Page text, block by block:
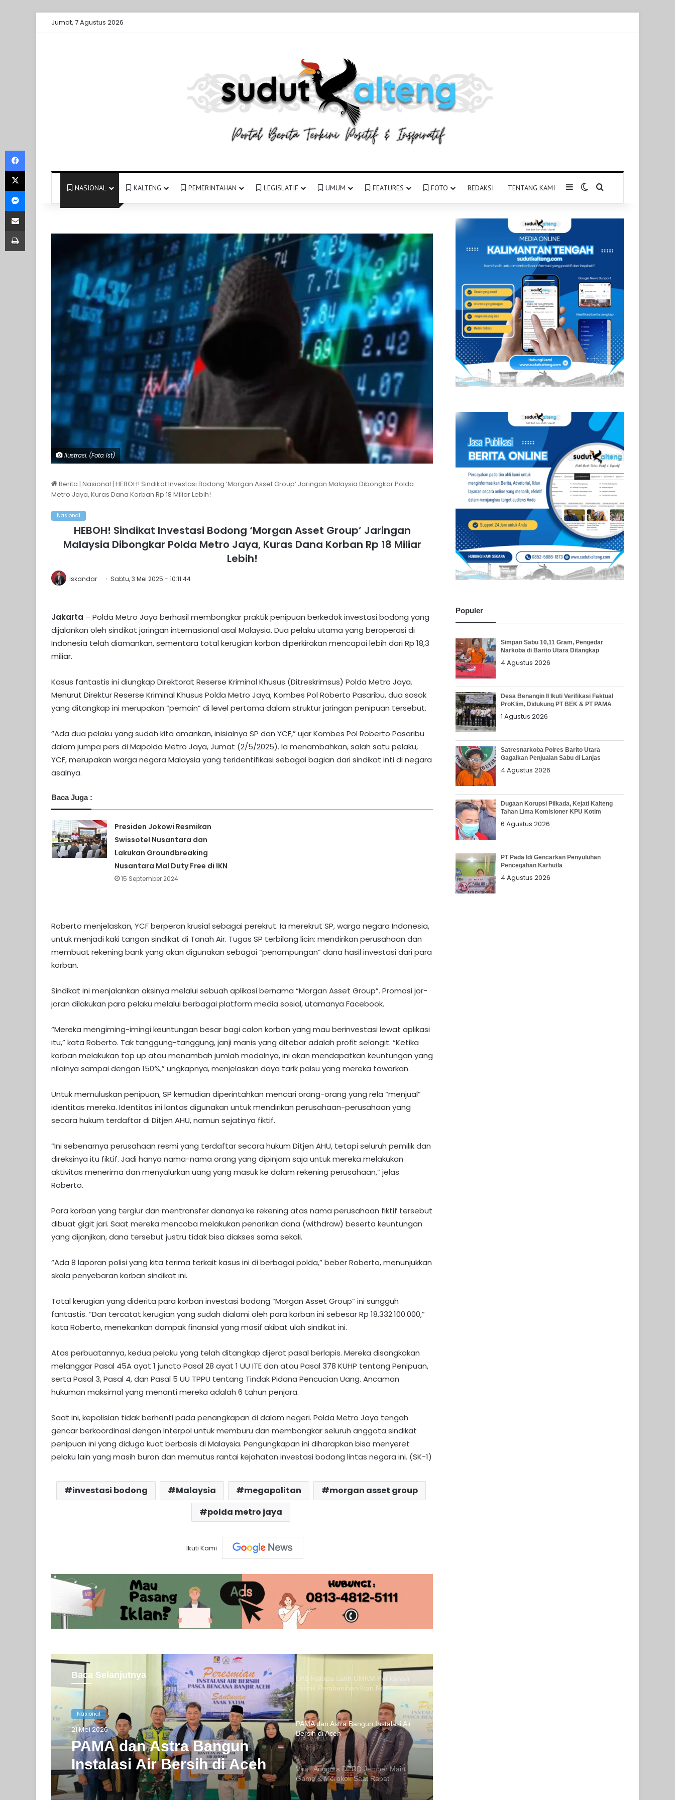
Jumat, 7 Agustus 2026
NASIONAL KALTENG PEMERINTAHAN LEGISLATIF UMUM FEATURES FOTO REDAKSI TENTANG KAMI SidebarSwitch skin
Pencarian untuk
Ilustrasi. (Foto: Ist)
Berita | Nasional | HEBOH! Sindikat Investasi Bodong ‘Morgan Asset Group’ Jaringan Malaysia Dibongkar Polda
Metro Jaya, Kuras Dana Korban Rp 18 Miliar Lebih!
Nasional
HEBOH! Sindikat Investasi Bodong ‘Morgan Asset Group’ Jaringan
Malaysia Dibongkar Polda Metro Jaya, Kuras Dana Korban Rp 18 Miliar
Lebih!
Iskandar Sabtu, 3 Mei 2025 - 10:11:44
Jakarta – Polda Metro Jaya berhasil membongkar praktik penipuan berkedok investasi bodong yang
dijalankan oleh sindikat jaringan internasional asal Malaysia. Dua pelaku utama yang beroperasi di
Indonesia telah diamankan, sementara total kerugian korban diperkirakan mencapai lebih dari Rp 18,3
miliar.
Kasus fantastis ini diungkap Direktorat Reserse Kriminal Khusus (Ditreskrimsus) Polda Metro Jaya.
Menurut Direktur Reserse Kriminal Khusus Polda Metro Jaya, Kombes Pol Roberto Pasaribu, dua sosok
yang ditangkap ini merupakan “pemain” di level pertama dalam struktur jaringan penipuan tersebut.
“Ada dua pelaku yang sudah kita amankan, inisialnya SP dan YCF,” ujar Kombes Pol Roberto Pasaribu
dalam jumpa pers di Mapolda Metro Jaya, Jumat (2/5/2025). Ia menambahkan, salah satu pelaku,
YCF, merupakan warga negara Malaysia yang teridentifikasi sebagai bagian dari sindikat inti di negara
asalnya.
Baca Juga :
Presiden Jokowi Resmikan
Swissotel Nusantara dan
Lakukan Groundbreaking
Nusantara Mal Duty Free di IKN
15 September 2024
Roberto menjelaskan, YCF berperan krusial sebagai perekrut. Ia merekrut SP, warga negara Indonesia,
untuk menjadi kaki tangan sindikat di Tanah Air. Tugas SP terbilang licin: mendirikan perusahaan dan
membuat rekening bank yang akan digunakan sebagai “penampungan” dana hasil investasi dari para
korban.
Sindikat ini menjalankan aksinya melalui sebuah aplikasi bernama “Morgan Asset Group”. Promosi jor-
joran dilakukan para pelaku melalui berbagai platform media sosial, utamanya Facebook.
“Mereka mengiming-imingi keuntungan besar bagi calon korban yang mau berinvestasi lewat aplikasi
itu,” kata Roberto. Tak tanggung-tanggung, janji manis yang ditebar adalah profit selangit. “Ketika
korban melakukan top up atau menambah jumlah modalnya, ini akan mendapatkan keuntungan yang
nilainya sampai dengan 150%,” ungkapnya, menjelaskan daya tarik palsu yang mereka tawarkan.
Untuk memuluskan penipuan, SP kemudian diperintahkan mencari orang-orang yang rela “menjual”
identitas mereka. Identitas ini lantas digunakan untuk mendirikan perusahaan-perusahaan yang
secara hukum terdaftar di Ditjen AHU, namun sejatinya fiktif.
“Ini sebenarnya perusahaan resmi yang terdaftar secara hukum Ditjen AHU, tetapi seluruh pemilik dan
direksinya itu fiktif. Jadi hanya nama-nama orang yang dipinjam saja untuk mereka melakukan
aktivitas menerima dan menyalurkan uang yang masuk ke dalam rekening perusahaan,” jelas
Roberto.
Para korban yang tergiur dan mentransfer dananya ke rekening atas nama perusahaan fiktif tersebut
dibuat gigit jari. Saat mereka mencoba melakukan penarikan dana (withdraw) beserta keuntungan
yang dijanjikan, dana tersebut justru tidak bisa diakses sama sekali.
“Ada 8 laporan polisi yang kita terima terkait kasus ini di berbagai polda,” beber Roberto, menunjukkan
skala penyebaran korban sindikat ini.
Total kerugian yang diderita para korban investasi bodong “Morgan Asset Group” ini sungguh
fantastis. “Dan tercatat kerugian yang sudah dialami oleh para korban ini sebesar Rp 18.332.100.000,”
kata Roberto, menekankan dampak finansial yang masif akibat ulah sindikat ini.
Atas perbuatannya, kedua pelaku yang telah ditangkap dijerat pasal berlapis. Mereka disangkakan
melanggar Pasal 45A ayat 1 juncto Pasal 28 ayat 1 UU ITE dan atau Pasal 378 KUHP tentang Penipuan,
serta Pasal 3, Pasal 4, dan Pasal 5 UU TPPU tentang Tindak Pidana Pencucian Uang. Ancaman
hukuman maksimal yang menanti mereka adalah 6 tahun penjara.
Saat ini, kepolisian tidak berhenti pada penangkapan di dalam negeri. Polda Metro Jaya tengah
gencar berkoordinasi dengan Interpol untuk memburu dan membongkar seluruh anggota sindikat
penipuan ini yang diduga kuat berbasis di Malaysia. Pengungkapan ini diharapkan bisa menyeret
pelaku lain yang masih buron dan memutus rantai kejahatan investasi bodong lintas negara ini. (SK-1)
investasi bodong Malaysia megapolitan
morgan asset group
polda metro jaya
Ikuti Kami
Baca Selanjutnya
Nasional
21 Mei 2026
PAMA dan Astra Bangun
Instalasi Air Bersih di Aceh
Nasional
15 Mei 2026
MK Tolak Gugatan UU IKN, Jakarta
Tetap Ibu Kota
Lomba Cerdas Cermat
Pantura Terancam Tenggelam, Menko
Presiden Prabowo Tekan Potongan
Ojol di Bawah 10%, “Lo yang
Keringat, Dia yang Dapat Duit!”
Teknik Pembenihan Ikan Nila
PAMA dan Astra Bangun Instalasi Air
Viral! Anggota DPRD Jember Main
Game & Merokok Saat Rapat
Kesehatan
Jaksa Agung Pamerkan Tumpukan
Uang Rp10,2 T Hasil Satgas PKH
Populer
Simpan Sabu 10,11 Gram, Pengedar
Narkoba di Barito Utara Ditangkap
4 Agustus 2026
Desa Benangin II Ikuti Verifikasi Faktual
ProKlim, Didukung PT BEK & PT PAMA
1 Agustus 2026
Satresnarkoba Polres Barito Utara
Gagalkan Penjualan Sabu di Lanjas
4 Agustus 2026
Dugaan Korupsi Pilkada, Kejati Kalteng
Tahan Lima Komisioner KPU Kotim
6 Agustus 2026
PT Pada Idi Gencarkan Penyuluhan
Pencegahan Karhutla
4 Agustus 2026
Facebook
X
Messenger
Share via Email